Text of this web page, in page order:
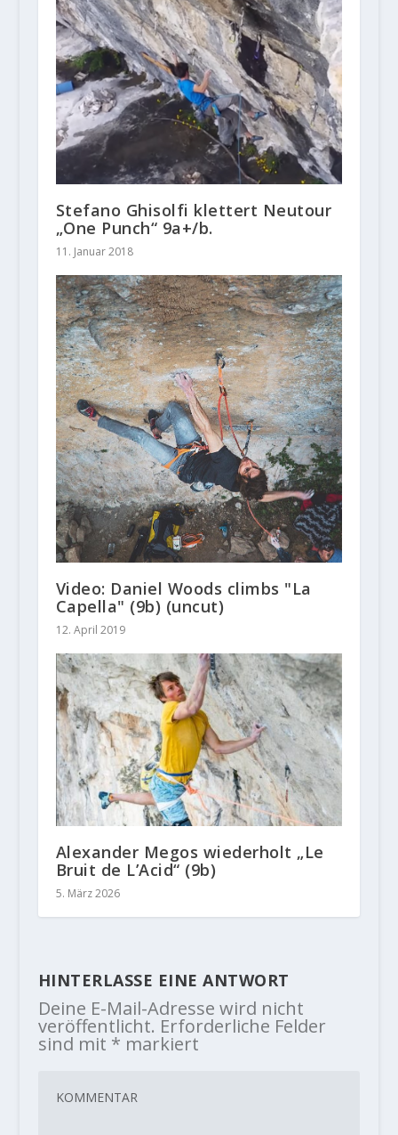
Stefano Ghisolfi klettert Neutour
„One Punch“ 9a+/b.
11. Januar 2018
Video: Daniel Woods climbs "La
Capella" (9b) (uncut)
12. April 2019
Alexander Megos wiederholt „Le
Bruit de L’Acid“ (9b)
5. März 2026
HINTERLASSE EINE ANTWORT
Deine E-Mail-Adresse wird nicht
veröffentlicht. Erforderliche Felder
sind mit * markiert